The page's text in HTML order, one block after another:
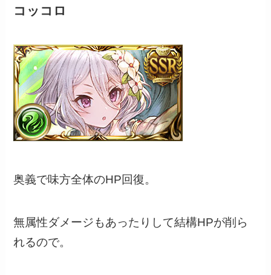
コッコロ
奥義で味方全体のHP回復。
無属性ダメージもあったりして結構HPが削ら
れるので。